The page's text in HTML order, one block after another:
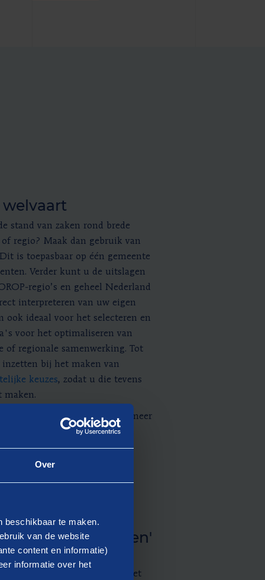
Over
beschikbaar te maken.
van de website
content en informatie)
informatie over het
stand van zaken rond brede
regio? Maak dan gebruik van
is toepasbaar op één gemeente
Verder kunt u de uitslagen
regio’s en geheel Nederland
interpreteren van uw eigen
ook ideaal voor het selecteren en
voor het optimaliseren van
of regionale samenwerking. Tot
bij het maken van
keuzes, zodat u die tevens
maken.
brede welvaart zijn onder meer
Welvaart van het CBS, op de
en op onderzoeken van het
naar toepassing van brede
op belangen'
en efficiënte manier met